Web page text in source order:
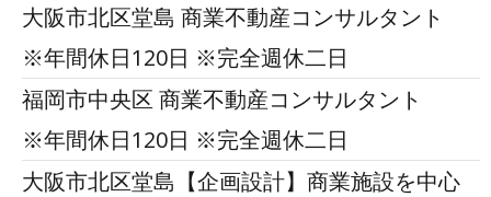
大阪市北区堂島 商業不動産コンサルタント
※年間休日120日 ※完全週休二日
福岡市中央区 商業不動産コンサルタント
※年間休日120日 ※完全週休二日
大阪市北区堂島【企画設計】商業施設を中心